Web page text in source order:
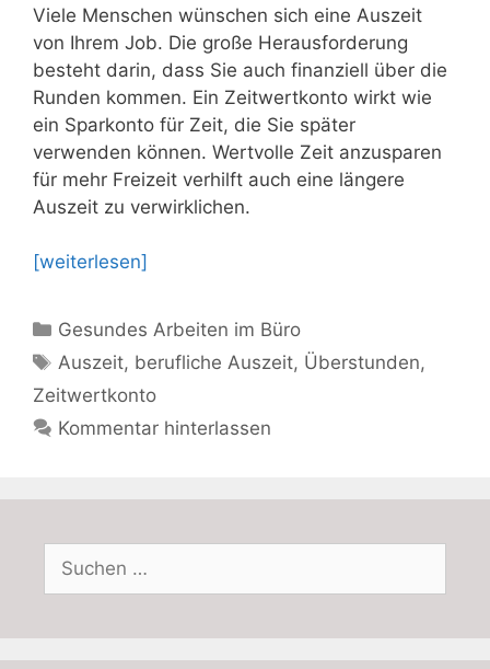
Viele Menschen wünschen sich eine Auszeit
von Ihrem Job. Die große Herausforderung
besteht darin, dass Sie auch finanziell über die
Runden kommen. Ein Zeitwertkonto wirkt wie
ein Sparkonto für Zeit, die Sie später
verwenden können. Wertvolle Zeit anzusparen
für mehr Freizeit verhilft auch eine längere
Auszeit zu verwirklichen.
[weiterlesen]
Kategorien
Gesundes Arbeiten im Büro
Schlagwörter
Auszeit, berufliche Auszeit, Überstunden,
Zeitwertkonto
Kommentar hinterlassen
Suchen
nach: